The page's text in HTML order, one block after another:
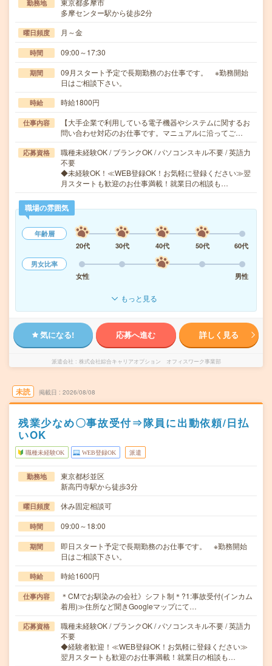
勤務地
東京都多摩市
多摩センター駅から徒歩2分
曜日頻度 月～金
時間 09:00～17:30
期間
09月スタート予定で長期勤務のお仕事です。 ※勤務開始
日はご相談下さい。
時給 時給1800円
仕事内容
【大手企業で利用している電子機器やシステムに関するお
問い合わせ対応のお仕事です。マニュアルに沿ってご…
応募資格
職種未経験OK / ブランクOK / パソコンスキル不要 / 英語力
不要
◆未経験OK！≪WEB登録OK！お気軽に登録ください≫翌
月スタートも歓迎のお仕事満載！就業日の相談も…
職場の雰囲気
年齢層
20代
30代 40代 50代
60代
男女比率
女性
男性
もっと見る
気になる! 応募へ進む 詳しく見る
派遣会社 株式会社綜合キャリアオプション オフィスワーク事業部
未読 掲載日 2026/08/08
残業少なめ〇事故受付⇒隊員に出動依頼/日払
いOK
職種未経験OK WEB登録OK 派遣
勤務地
東京都杉並区
新高円寺駅から徒歩3分
曜日頻度 休み固定相談可
時間 09:00～18:00
期間
即日スタート予定で長期勤務のお仕事です。 ※勤務開始
日はご相談下さい。
時給 時給1600円
仕事内容
＊CMでお馴染みの会社》シフト制＊?1:事故受付(インカム
着用)≫住所など聞きGoogleマップにて…
応募資格
職種未経験OK / ブランクOK / パソコンスキル不要 / 英語力
不要
◆経験者歓迎！≪WEB登録OK！お気軽に登録ください≫
翌月スタートも歓迎のお仕事満載！就業日の相談も…